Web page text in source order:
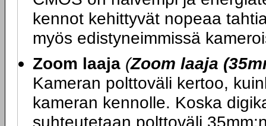
kennot kehittyvät nopeaa
myös edistyneimmissä
Zoom laaja (Zoom laaja
Kameran polttoväli kertoo,
kameran kennolle. Koska
suhteutetaan polttoväli